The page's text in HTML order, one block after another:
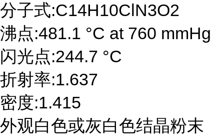
分子式:C14H10ClN3O2
沸点:481.1 °C at 760 mmHg
闪光点:244.7 °C
折射率:1.637
密度:1.415
外观白色或灰白色结晶粉末